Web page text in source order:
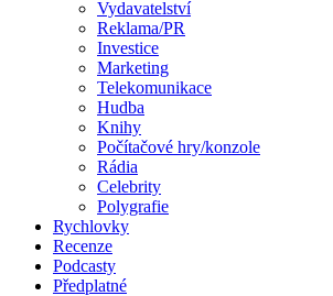
Vydavatelství
Reklama/PR
Investice
Marketing
Telekomunikace
Hudba
Knihy
Počítačové hry/konzole
Rádia
Celebrity
Polygrafie
Rychlovky
Recenze
Podcasty
Předplatné